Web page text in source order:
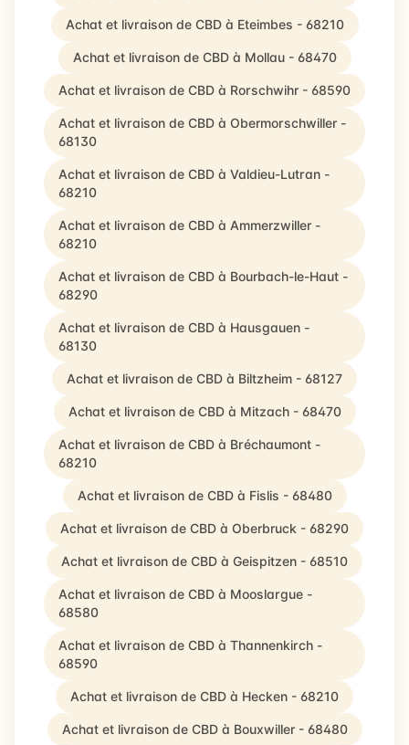
Achat et livraison de CBD à Eteimbes - 68210
Achat et livraison de CBD à Mollau - 68470
Achat et livraison de CBD à Rorschwihr - 68590
Achat et livraison de CBD à Obermorschwiller -
68130
Achat et livraison de CBD à Valdieu-Lutran -
68210
Achat et livraison de CBD à Ammerzwiller -
68210
Achat et livraison de CBD à Bourbach-le-Haut -
68290
Achat et livraison de CBD à Hausgauen -
68130
Achat et livraison de CBD à Biltzheim - 68127
Achat et livraison de CBD à Mitzach - 68470
Achat et livraison de CBD à Bréchaumont -
68210
Achat et livraison de CBD à Fislis - 68480
Achat et livraison de CBD à Oberbruck - 68290
Achat et livraison de CBD à Geispitzen - 68510
Achat et livraison de CBD à Mooslargue -
68580
Achat et livraison de CBD à Thannenkirch -
68590
Achat et livraison de CBD à Hecken - 68210
Achat et livraison de CBD à Bouxwiller - 68480